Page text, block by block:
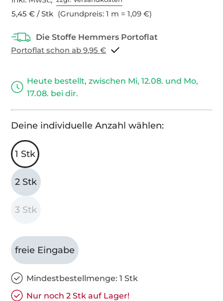
5,45 € / Stk (Grundpreis: 1 m = 1,09 €)
Portoflat schon ab 9,95 €
Heute bestellt, zwischen Mi, 12.08. und Mo,
17.08. bei dir.
Deine individuelle Anzahl wählen:
1 Stk
2 Stk
3 Stk
freie Eingabe
Mindestbestellmenge: 1 Stk
Nur noch 2 Stk auf Lager!